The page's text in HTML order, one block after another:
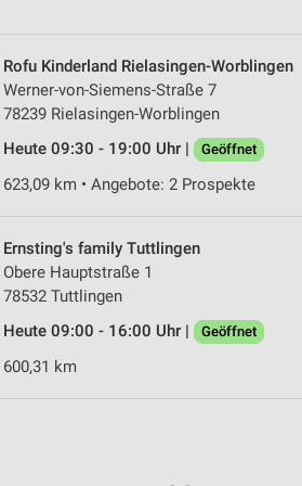
Rofu Kinderland Rielasingen-Worblingen
Werner-von-Siemens-Straße 7
78239 Rielasingen-Worblingen
Heute 09:30 - 19:00 Uhr |
Geöffnet
623,09 km • Angebote: 2 Prospekte
Ernsting's family Tuttlingen
Obere Hauptstraße 1
78532 Tuttlingen
Heute 09:00 - 16:00 Uhr |
Geöffnet
600,31 km